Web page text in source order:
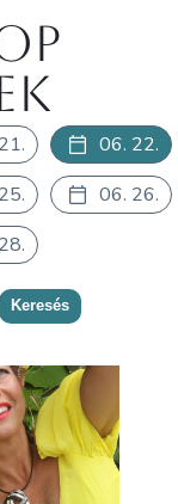
06. 22.
06. 26.
Keresés